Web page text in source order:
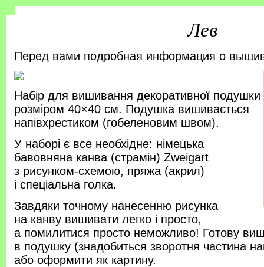
Лев
Перед вами подробная информация о
Набір для вишивання декоративної подушки
розміром 40×40 см. Подушка вишивається
напівхрестиком (гобеленовим швом).
У наборі є все необхідне: німецька
бавовняна канва (страмін) Zweigart
з рисунком-схемою, пряжа (акрил)
і спеціальна голка.
Завдяки точному нанесенню рисунка
на канву вишивати легко і просто,
а помилитися просто неможливо! Готову
в подушку (знадобиться зворотня частина
або оформити як картину.